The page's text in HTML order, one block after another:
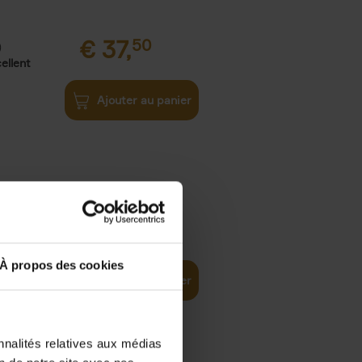
À propos des cookies
relatives aux médias
€ 37,50
Ajouter au panier
world 29,99
Ajouter au panier